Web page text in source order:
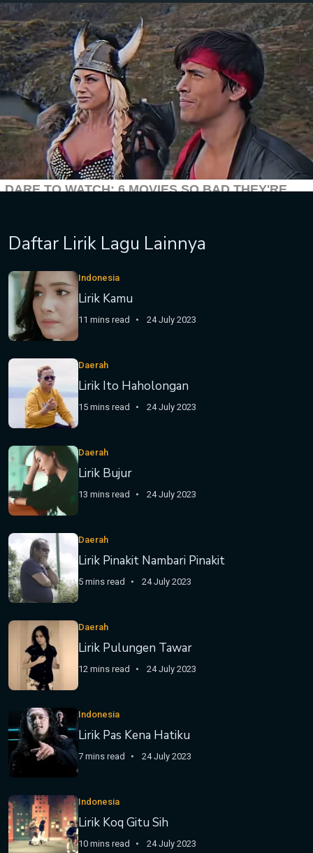
Daftar Lirik Lagu Lainnya
Indonesia
Lirik Kamu
11 mins read 24 July 2023
Daerah
Lirik Ito Haholongan
15 mins read 24 July 2023
Daerah
Lirik Bujur
13 mins read 24 July 2023
Daerah
Lirik Pinakit Nambari Pinakit
5 mins read 24 July 2023
Daerah
Lirik Pulungen Tawar
12 mins read 24 July 2023
Indonesia
Lirik Pas Kena Hatiku
7 mins read 24 July 2023
Indonesia
Lirik Koq Gitu Sih
10 mins read 24 July 2023